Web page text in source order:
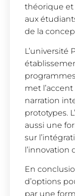
théorique
aux
de la
L’université
met l’accent
narration
prototypes.
aussi une
sur
l’innovation
En
d’options
par une